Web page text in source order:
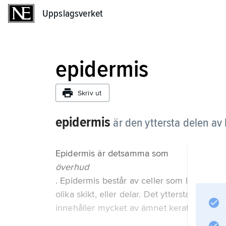
Uppslagsverket
epidermis
Skriv ut
epidermis är den yttersta delen
Epidermis är detsamma som
överhud
. Epidermis består av celler som ligger
olika skikt, eller delar. Det yttersta skiktet
innehåller mycket av ämnet keratin, eller